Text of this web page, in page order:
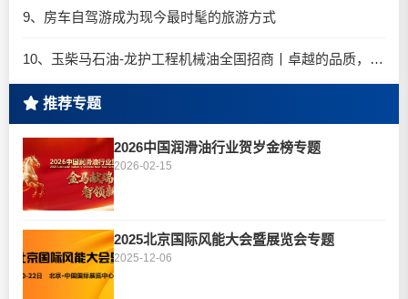
9、房车自驾游成为现今最时髦的旅游方式
10、玉柴马石油-龙护工程机械油全国招商丨卓越的品质，专业的品牌！
推荐专题
2026中国润滑油行业贺岁金榜专题
2026-02-15
2025北京国际风能大会暨展览会专题
2025-12-06